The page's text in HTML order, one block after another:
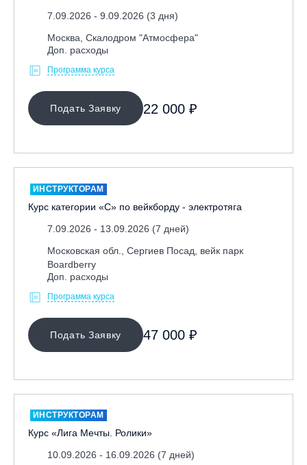
7.09.2026 - 9.09.2026 (3 дня)
Москва, Скалодром "Атмосфера"
Доп. расходы
Программа курса
Подать Заявку 22 000 ₽
ИНСТРУКТОРАМ
Курс категории «С» по вейкборду - электротяга
7.09.2026 - 13.09.2026 (7 дней)
Московская обл., Сергиев Посад, вейк парк
Boardberry
Доп. расходы
Программа курса
Подать Заявку 47 000 ₽
ИНСТРУКТОРАМ
Курс «Лига Мечты. Ролики»
10.09.2026 - 16.09.2026 (7 дней)